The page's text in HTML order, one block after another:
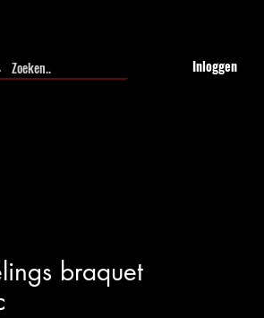
FAQ Inloggen
braquet